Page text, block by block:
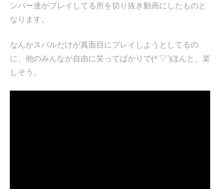
ツ
へ
ス
キ
ッ
プ
ンバー達がプレイしてる所を切り抜き動画にしたものと
なります。
なんかスバルだけが真面目にプレイしようとしてるの
に、他のみんなが自由に笑ってばかりで(*’▽’)ほんと、楽
しそう。